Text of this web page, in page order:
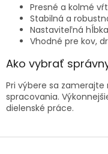
Presné a kolmé
Stabilná a
Nastaviteľná
Vhodné pre kov,
Ako vybrať
Pri výbere sa
spracovania.
dielenské práce.